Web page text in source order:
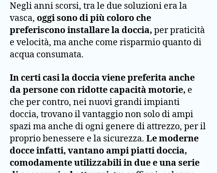
Negli anni scorsi, tra le due soluzioni era la
vasca, oggi sono di più coloro che
preferiscono installare la doccia, per praticità
e velocità, ma anche come risparmio quanto di
acqua consumata.
In certi casi la doccia viene preferita anche
da persone con ridotte capacità motorie, e
che per contro, nei nuovi grandi impianti
doccia, trovano il vantaggio non solo di ampi
spazi ma anche di ogni genere di attrezzo, per il
proprio benessere e la sicurezza. Le moderne
docce infatti, vantano ampi piatti doccia,
comodamente utilizzabili in due e una serie